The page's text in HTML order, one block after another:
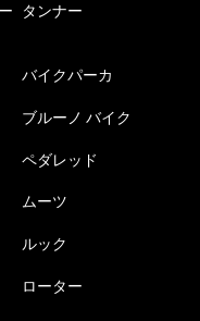
タンナー
バイクパーカ
ブルーノ バイク
ペダレッド
ムーツ
ルック
ローター